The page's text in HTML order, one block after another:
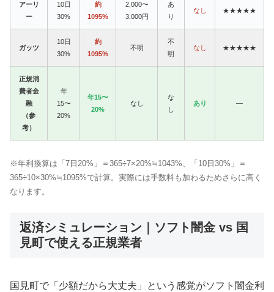
アーリ
ー
10日
30%
約
1095%
2,000〜
3,000円
あ
り
なし ★★★★★
ガッツ
10日
30%
約
1095%
不明
不
明
なし ★★★★★
正規消
費者金
融
（参
考）
年
15〜
20%
年15〜
20%
なし
な
し
あり —
※年利換算は「7日20%」＝365÷7×20%≒1043%、「10日30%」＝
365÷10×30%≒1095%で計算。実際には手数料も加わるためさらに高く
なります。
返済シミュレーション｜ソフト闇金 vs 国
見町で使える正規業者
国見町で「少額だから大丈夫」という感覚がソフト闇金利